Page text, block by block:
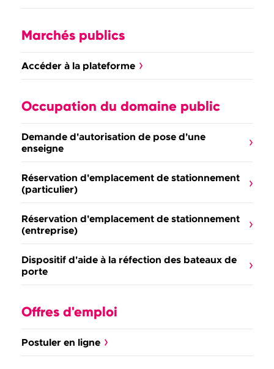
Marchés publics
Accéder à la plateforme
Occupation du domaine public
Demande d'autorisation de pose d'une
enseigne
Réservation d'emplacement de stationnement
(particulier)
Réservation d'emplacement de stationnement
(entreprise)
Dispositif d'aide à la réfection des bateaux de
porte
Offres d'emploi
Postuler en ligne